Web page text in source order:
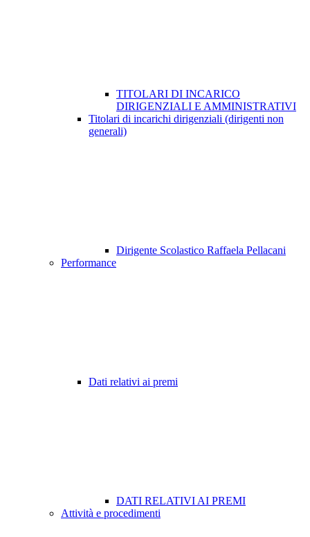
TITOLARI DI INCARICO
DIRIGENZIALI E AMMINISTRATIVI
Titolari di incarichi dirigenziali (dirigenti non
generali)
Dirigente Scolastico Raffaela Pellacani
Performance
Dati relativi ai premi
DATI RELATIVI AI PREMI
Attività e procedimenti